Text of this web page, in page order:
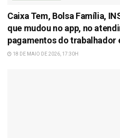
Caixa Tem, Bolsa Família,
que mudou no app, no
pagamentos do trabalhador
18 DE MAIO DE 2026, 17:30H